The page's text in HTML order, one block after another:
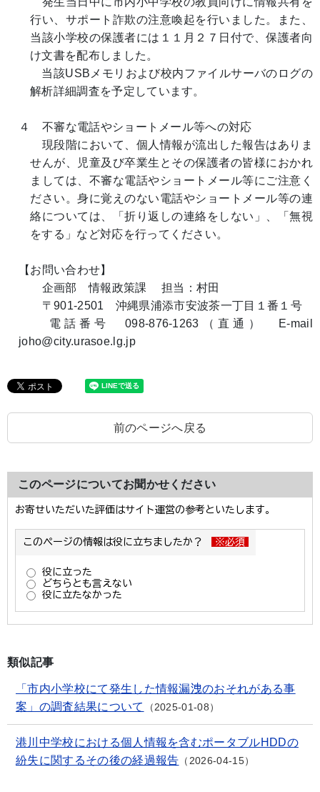
行い、サポート詐欺の注意喚起を行いました。また、
当該小学校の保護者には１１月２７日付で、保護者向
け文書を配布しました。
当該USBメモリおよび校内ファイルサーバのログの
解析詳細調査を予定しています。
４ 不審な電話やショートメール等への対応
現段階において、個人情報が流出した報告はありま
せんが、児童及び卒業生とその保護者の皆様におかれ
ましては、不審な電話やショートメール等にご注意く
ださい。身に覚えのない電話やショートメール等の連
絡については、「折り返しの連絡をしない」、「無視
をする」など対応を行ってください。
【お問い合わせ】
企画部 情報政策課 担当：村田
〒901-2501 沖縄県浦添市安波茶一丁目１番１号
電話番号 098-876-1263（直通） E-mail
joho@city.urasoe.lg.jp
前のページへ戻る
このページについてお聞かせください
類似記事
「市内小学校にて発生した情報漏洩のおそれがある事
案」の調査結果について
2025-01-08
港川中学校における個人情報を含むポータブルHDDの
紛失に関するその後の経過報告
2026-04-15